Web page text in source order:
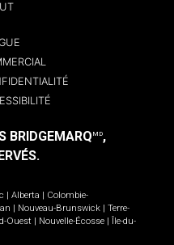
BRIDGEMARQ MD,
| Alberta | Colombie-
| Nouveau-Brunswick | Terre-
Ouest | Nouvelle-Écosse | Île-du-